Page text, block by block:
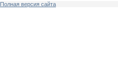
Полная версия сайта